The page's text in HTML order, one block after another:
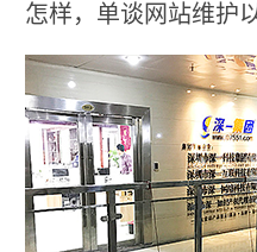
怎样，单谈网站维护